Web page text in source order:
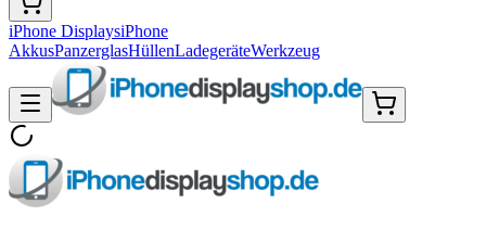
iPhone DisplaysiPhone
AkkusPanzerglasHüllenLadegeräteWerkzeug